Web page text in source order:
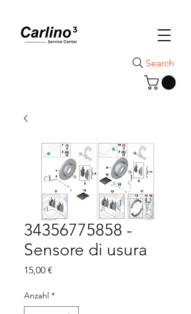
Search
34356775858 -
Sensore di usura
15,00 €
Anzahl *